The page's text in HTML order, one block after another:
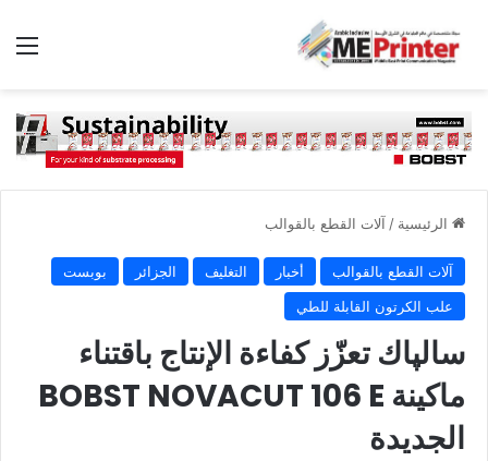
الرئيسية / آلات القطع بالقوالب
آلات القطع بالقوالب أخبار التغليف الجزائر
بوبست
علب الكرتون القابلة للطي
سالپاك تعزّز كفاءة الإنتاج باقتناء
ماكينة BOBST NOVACUT 106 E
الجديدة